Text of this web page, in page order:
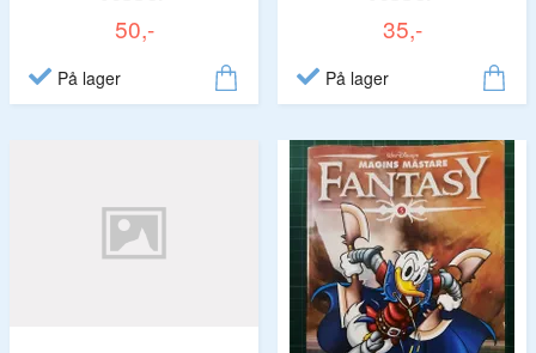
50,-
På lager
35,-
På lager